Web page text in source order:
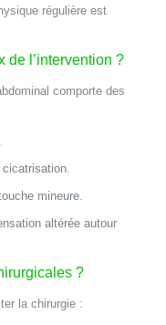
régulière est
de l’intervention ?
comporte des
mineure.
altérée autour
?
la chirurgie :